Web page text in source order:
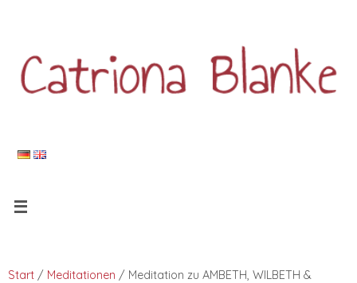
Start / Meditationen / Meditation zu AMBETH, WILBETH &